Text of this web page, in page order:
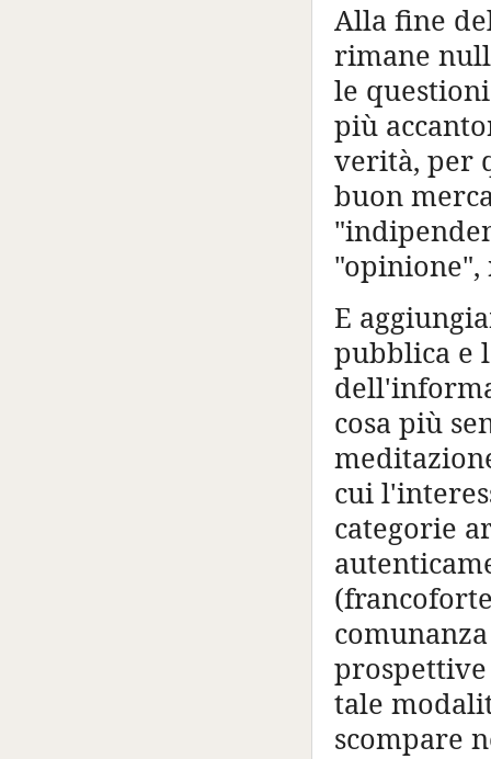
Alla fine
rimane
le
più
verità, per
buon
"opinione",
E
pubblica e
cosa più
cui
categorie
tale
scompare